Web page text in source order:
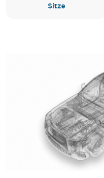
Sitze